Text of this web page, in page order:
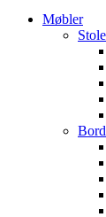
Møbler
Stole